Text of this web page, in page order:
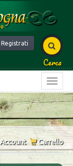
Registrati
Cerca
Account Carrello